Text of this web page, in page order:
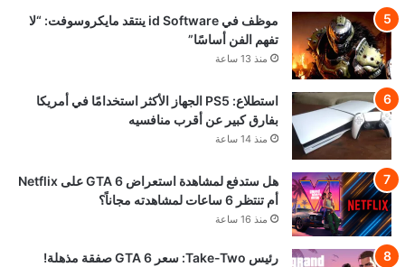
موظف في id Software ينتقد مايكروسوفت: “لا
تفهم الفن أساسًا”
منذ 13 ساعة
استطلاع: PS5 الجهاز الأكثر استخدامًا في أمريكا
بفارق كبير عن أقرب منافسيه
منذ 14 ساعة
هل ستدفع لمشاهدة استعراض GTA 6 على Netflix
أم تنتظر 6 ساعات لمشاهدته مجاناً؟
منذ 16 ساعة
رئيس Take-Two: سعر GTA 6 صفقة مذهلة!